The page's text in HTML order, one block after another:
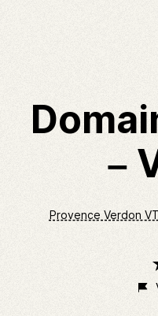
–
Provence Verdon